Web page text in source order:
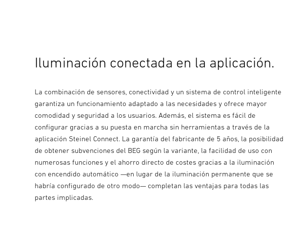
Iluminación conectada en la aplicación.
La combinación de sensores, conectividad y un sistema de control inteligente
garantiza un funcionamiento adaptado a las necesidades y ofrece mayor
comodidad y seguridad a los usuarios. Además, el sistema es fácil de
configurar gracias a su puesta en marcha sin herramientas a través de la
aplicación Steinel Connect. La garantía del fabricante de 5 años, la posibilidad
de obtener subvenciones del BEG según la variante, la facilidad de uso con
numerosas funciones y el ahorro directo de costes gracias a la iluminación
con encendido automático —en lugar de la iluminación permanente que se
habría configurado de otro modo— completan las ventajas para todas las
partes implicadas.